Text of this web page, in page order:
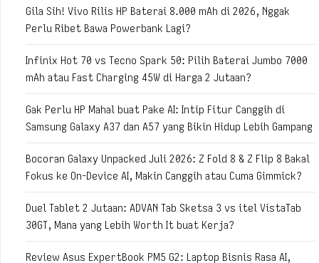
Gila Sih! Vivo Rilis HP Baterai 8.000 mAh di 2026, Nggak
Perlu Ribet Bawa Powerbank Lagi?
Infinix Hot 70 vs Tecno Spark 50: Pilih Baterai Jumbo 7000
mAh atau Fast Charging 45W di Harga 2 Jutaan?
Gak Perlu HP Mahal buat Pake AI: Intip Fitur Canggih di
Samsung Galaxy A37 dan A57 yang Bikin Hidup Lebih Gampang
Bocoran Galaxy Unpacked Juli 2026: Z Fold 8 & Z Flip 8 Bakal
Fokus ke On-Device AI, Makin Canggih atau Cuma Gimmick?
Duel Tablet 2 Jutaan: ADVAN Tab Sketsa 3 vs itel VistaTab
30GT, Mana yang Lebih Worth It buat Kerja?
Review Asus ExpertBook PM5 G2: Laptop Bisnis Rasa AI,